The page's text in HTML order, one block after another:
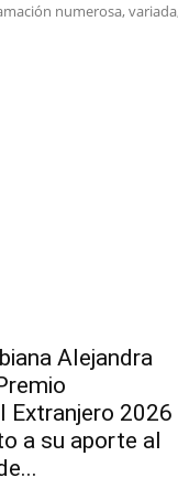
numerosa,
Alejandra
Extranjero 2026
a su aporte al